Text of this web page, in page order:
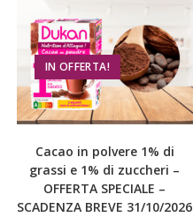
IN OFFERTA!
Cacao in polvere 1% di
grassi e 1% di zuccheri –
OFFERTA SPECIALE –
SCADENZA BREVE 31/10/2026